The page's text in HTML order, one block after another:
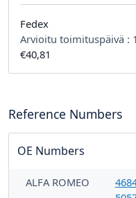
Fedex
Arvioitu toimituspäivä :
€40,81
Reference Numbers
OE Numbers
ALFA ROMEO